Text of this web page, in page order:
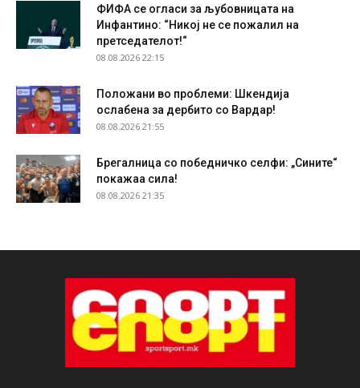
ФИФА се огласи за љубовницата на
Инфантино: “Никој не се пожалил на
претседателот!“
08.08.2026 22:15
Положани во проблеми: Шкендија
ослабена за дербито со Вардар!
08.08.2026 21:55
Брегалница со победничко селфи: „Сините“
покажаа сила!
08.08.2026 21:35